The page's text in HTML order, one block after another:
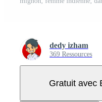
dedy izham
369 Ressources
Gratuit avec